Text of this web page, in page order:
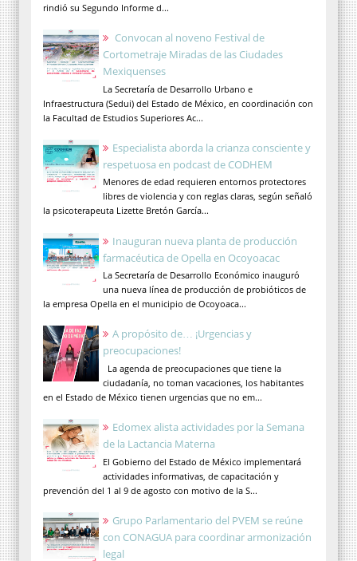
rindió su Segundo Informe d...
Convocan al noveno Festival de
Cortometraje Miradas de las Ciudades
Mexiquenses
La Secretaría de Desarrollo Urbano e
Infraestructura (Sedui) del Estado de México, en coordinación con
la Facultad de Estudios Superiores Ac...
Especialista aborda la crianza consciente y
respetuosa en podcast de CODHEM
Menores de edad requieren entornos protectores
libres de violencia y con reglas claras, según señaló
la psicoterapeuta Lizette Bretón García...
Inauguran nueva planta de producción
farmacéutica de Opella en Ocoyoacac
La Secretaría de Desarrollo Económico inauguró
una nueva línea de producción de probióticos de
la empresa Opella en el municipio de Ocoyoaca...
A propósito de… ¡Urgencias y
preocupaciones!
La agenda de preocupaciones que tiene la
ciudadanía, no toman vacaciones, los habitantes
en el Estado de México tienen urgencias que no em...
Edomex alista actividades por la Semana
de la Lactancia Materna
El Gobierno del Estado de México implementará
actividades informativas, de capacitación y
prevención del 1 al 9 de agosto con motivo de la S...
Grupo Parlamentario del PVEM se reúne
con CONAGUA para coordinar armonización
legal